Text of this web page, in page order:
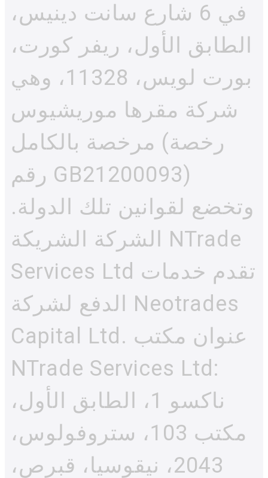
في 6 شارع سانت دينيس،
الطابق الأول، ريفر كورت،
بورت لويس، 11328، وهي
شركة مقرها موريشيوس
مرخصة بالكامل (رخصة
رقم GB21200093)
وتخضع لقوانين تلك الدولة.
الشركة الشريكة NTrade
Services Ltd تقدم خدمات
الدفع لشركة Neotrades
Capital Ltd. عنوان مكتب
NTrade Services Ltd:
ناكسو 1، الطابق الأول،
مكتب 103، ستروفولوس،
2043، نيقوسيا، قبرص،